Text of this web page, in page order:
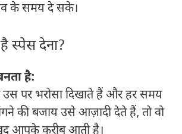
के समय दे सके।
स्पेस देना?
है:
पर भरोसा दिखाते हैं और हर समय
की बजाय उसे आज़ादी देते हैं, तो वो